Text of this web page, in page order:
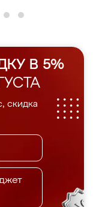
В 5%
скидка